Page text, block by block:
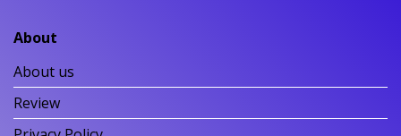
About
About us
Review